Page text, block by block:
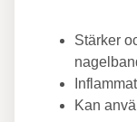
Stärker
Kan